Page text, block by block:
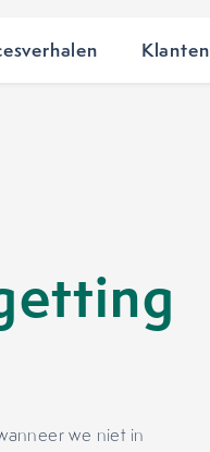
Klanten
we niet in